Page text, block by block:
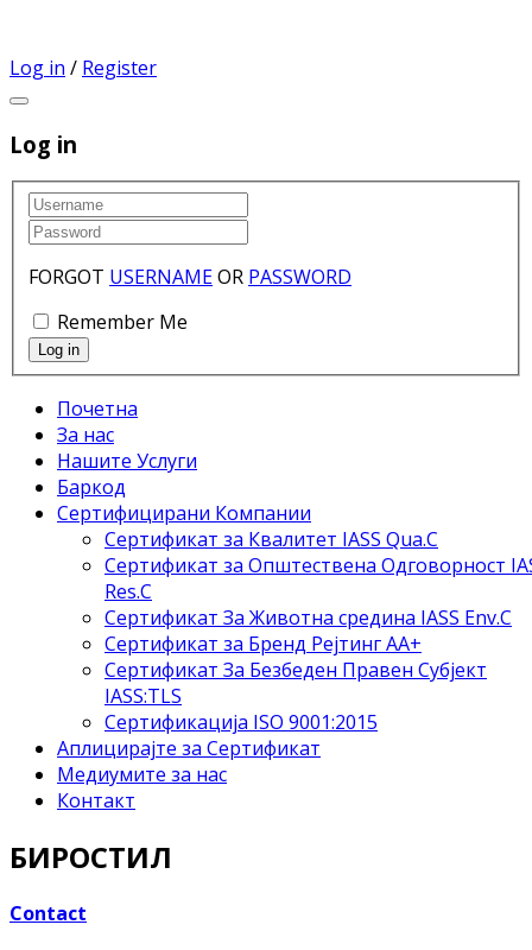
Log in / Register
Log in
FORGOT USERNAMEOR PASSWORD
Remember Me
Почетна
За нас
Нашите Услуги
Баркод
Сертифицирани Компании
Сертификат за Квалитет IASS Qua.C
Сертификат за Општествена Одговорност
Res.C
Сертификат За Животна средина IASS Env.C
Сертификат за Бренд Рејтинг АА+
Сертификат За Безбеден Правен Субјект
IASS:TLS
Сертификација ISO 9001:2015
Аплицирајте за Сертификат
Медиумите за нас
Контакт
БИРОСТИЛ
Contact